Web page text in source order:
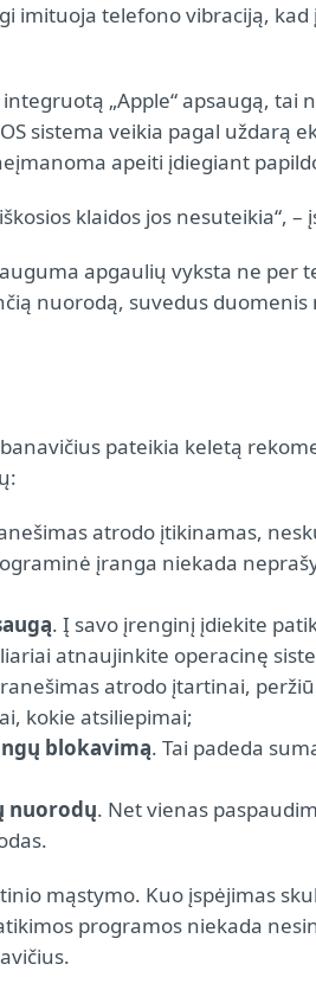
imituoja telefono vibraciją,
„Apple“ apsaugą, tai
sistema veikia pagal uždarą
apeiti įdiegiant
klaidos jos nesuteikia“, –
apgaulių vyksta ne per
nuorodą, suvedus
pateikia keletą
atrodo įtikinamas,
įranga niekada
. Į savo įrenginį įdiekite
atnaujinkite operacinę
atrodo įtartinai,
kokie atsiliepimai;
blokavimą. Tai padeda
nuorodų. Net vienas
mąstymo. Kuo įspėjimas
programos niekada